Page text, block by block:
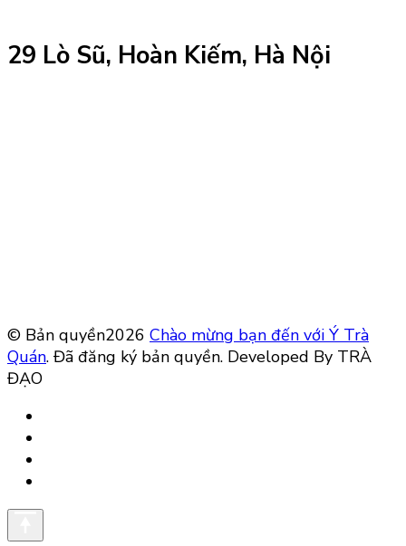
29 Lò Sũ, Hoàn Kiếm, Hà Nội
© Bản quyền2026 Chào mừng bạn đến với Ý Trà
Quán. Đã đăng ký bản quyền. Developed By TRÀ
ĐẠO